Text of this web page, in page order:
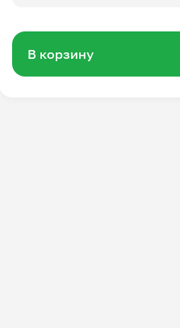
В корзину